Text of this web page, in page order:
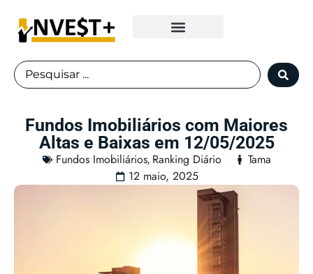
Fundos Imobiliários com Maiores
Altas e Baixas em 12/05/2025
Fundos Imobiliários, Ranking Diário
Tama
12 maio, 2025